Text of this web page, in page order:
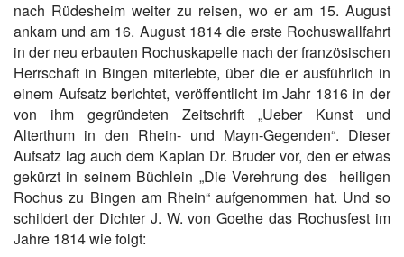
nach Rüdesheim weiter zu reisen, wo er am 15. August
ankam und am 16. August 1814 die erste Rochuswallfahrt
in der neu erbauten Rochuskapelle nach der französischen
Herrschaft in Bingen miterlebte, über die er ausführlich in
einem Aufsatz berichtet, veröffentlicht im Jahr 1816 in der
von ihm gegründeten Zeitschrift „Ueber Kunst und
Alterthum in den Rhein- und Mayn-Gegenden“. Dieser
Aufsatz lag auch dem Kaplan Dr. Bruder vor, den er etwas
gekürzt in seinem Büchlein „Die Verehrung des heiligen
Rochus zu Bingen am Rhein“ aufgenommen hat. Und so
schildert der Dichter J. W. von Goethe das Rochusfest im
Jahre 1814 wie folgt: